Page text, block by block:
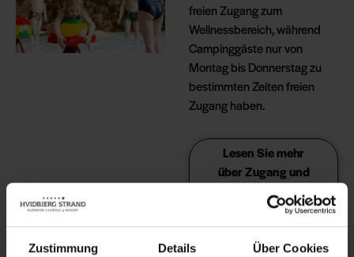
Zustimmung Details Über Cookies
freien Zugang zum
Wellnessbereich, während
Campinggäste nur von
Montag bis Donnerstag zu
bestimmten Zeiten freien
Zugang haben.
Lesen Sie mehr
über Zugang und
Übernachten Sie nach
Belieben